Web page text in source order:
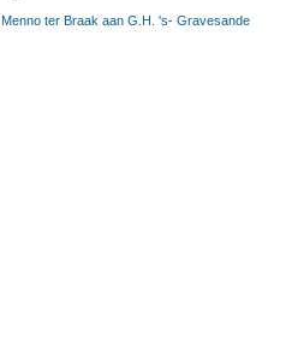
Menno ter Braak aan G.H. 's- Gravesande